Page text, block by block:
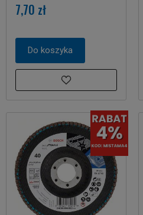
7,70 zł
Do koszyka